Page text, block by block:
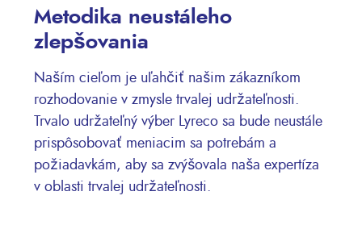
Metodika neustáleho
zlepšovania
Naším cieľom je uľahčiť našim zákazníkom
rozhodovanie v zmysle trvalej udržateľnosti.
Trvalo udržateľný výber Lyreco sa bude neustále
prispôsobovať meniacim sa potrebám a
požiadavkám, aby sa zvýšovala naša expertíza
v oblasti trvalej udržateľnosti.